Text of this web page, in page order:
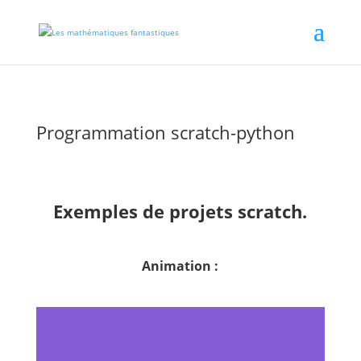
Programmation scratch-python
Exemples de projets scratch.
Animation :